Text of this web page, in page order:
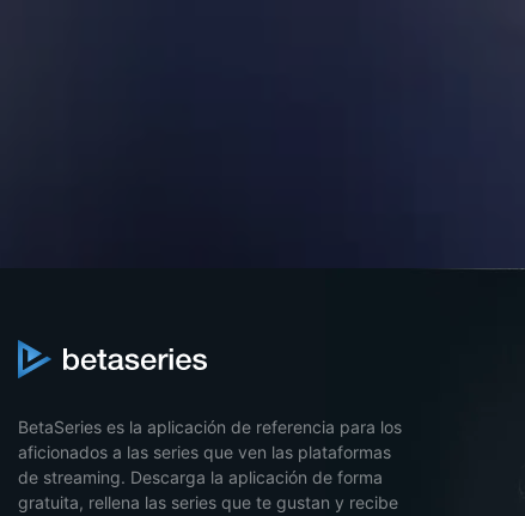
BetaSeries es la aplicación de referencia para los
aficionados a las series que ven las plataformas
de streaming. Descarga la aplicación de forma
gratuita, rellena las series que te gustan y recibe